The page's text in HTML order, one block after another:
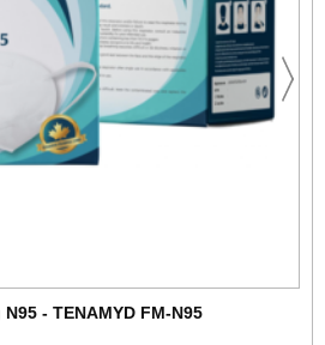
- TENAMYD FM-N95